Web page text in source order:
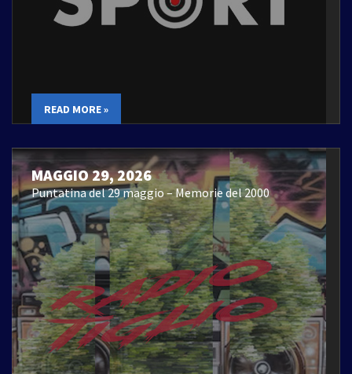
READ MORE »
MAGGIO 29, 2026
Puntatina del 29 maggio – Memorie del 2000